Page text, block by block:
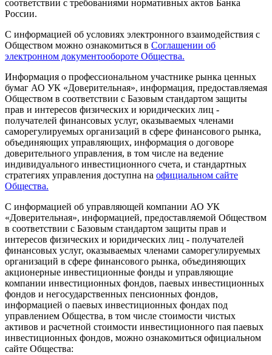
соответствии с требованиями нормативных актов Банка
России.
С информацией об условиях электронного взаимодействия с
Обществом можно ознакомиться в Соглашении об
электронном документообороте Общества.
Информация о профессиональном участнике рынка ценных
бумаг АО УК «Доверительная», информация, предоставляемая
Обществом в соответствии с Базовым стандартом защиты
прав и интересов физических и юридических лиц -
получателей финансовых услуг, оказываемых членами
саморегулируемых организаций в сфере финансового рынка,
объединяющих управляющих, информация о договоре
доверительного управления, в том числе на ведение
индивидуального инвестиционного счета, и стандартных
стратегиях управления доступна на официальном сайте
Общества.
С информацией об управляющей компании АО УК
«Доверительная», информацией, предоставляемой Обществом
в соответствии с Базовым стандартом защиты прав и
интересов физических и юридических лиц - получателей
финансовых услуг, оказываемых членами саморегулируемых
организаций в сфере финансового рынка, объединяющих
акционерные инвестиционные фонды и управляющие
компании инвестиционных фондов, паевых инвестиционных
фондов и негосударственных пенсионных фондов,
информацией о паевых инвестиционных фондах под
управлением Общества, в том числе стоимости чистых
активов и расчетной стоимости инвестиционного пая паевых
инвестиционных фондов, можно ознакомиться официальном
сайте Общества: